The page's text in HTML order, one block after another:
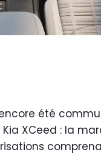
été
XCeed : la